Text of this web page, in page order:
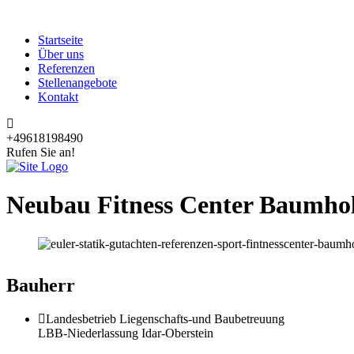
Startseite
Über uns
Referenzen
Stellenangebote
Kontakt
+49618198490
Rufen Sie an!
Neubau Fitness Center
Bauherr
Landesbetrieb Liegenschafts-und Baubetreuung
LBB-Niederlassung Idar-Oberstein